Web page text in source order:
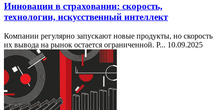
Инновации в страховании: скорость,
технологии, искусственный интеллект
Компании регулярно запускают новые продукты, но скорость
их вывода на рынок остается ограниченной. Р... 10.09.2025